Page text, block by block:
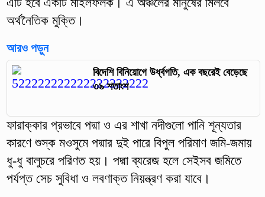
অর্থনৈতিক মুক্তি।
আরও পড়ুন
বিদেশি বিনিয়োগে উর্ধ্বগতি, এক বছরেই বেড়েছে
৩৯ শতাংশ
ফারাক্কার প্রভাবে পদ্মা ও এর শাখা নদীগুলো পানি শূন্যতার
কারণে শুস্ক মওসুমে পদ্মার দুই পারে বিপুল পরিমাণ জমি-জমায়
ধু-ধু বালুচরে পরিণত হয়। পদ্মা ব্যরেজ হলে সেইসব জমিতে
পর্যপ্ত সেচ সুবিধা ও লবণাক্ত নিয়ন্ত্রণ করা যাবে।